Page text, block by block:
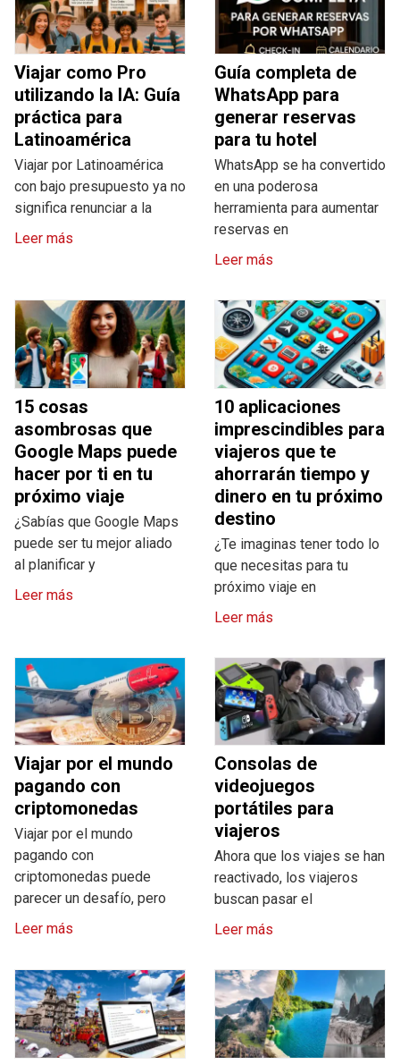
Viajar como Pro
utilizando la IA: Guía
práctica para
Latinoamérica
Viajar por Latinoamérica
con bajo presupuesto ya no
significa renunciar a la
Leer más
Guía completa de
WhatsApp para
generar reservas
para tu hotel
WhatsApp se ha convertido
en una poderosa
herramienta para aumentar
reservas en
Leer más
15 cosas
asombrosas que
Google Maps puede
hacer por ti en tu
próximo viaje
¿Sabías que Google Maps
puede ser tu mejor aliado
al planificar y
Leer más
10 aplicaciones
imprescindibles para
viajeros que te
ahorrarán tiempo y
dinero en tu próximo
destino
¿Te imaginas tener todo lo
que necesitas para tu
próximo viaje en
Leer más
Viajar por el mundo
pagando con
criptomonedas
Viajar por el mundo
pagando con
criptomonedas puede
parecer un desafío, pero
Leer más
Consolas de
videojuegos
portátiles para
viajeros
Ahora que los viajes se han
reactivado, los viajeros
buscan pasar el
Leer más